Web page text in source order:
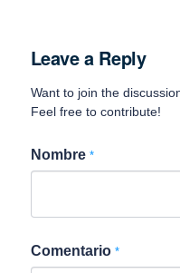
Leave a Reply
Want to join the
Feel free to contribute!
Nombre *
Comentario *